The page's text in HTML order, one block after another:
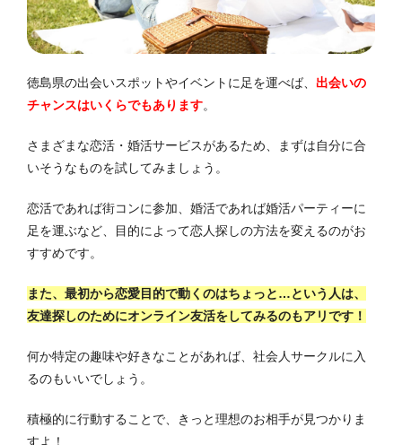
徳島県の出会いスポットやイベントに足を運べば、 出会いの
チャンスはいくらでもあります。
さまざまな恋活・婚活サービスがあるため、まずは自分に合
いそうなものを試してみましょう。
恋活であれば街コンに参加、婚活であれば婚活パーティーに
足を運ぶなど、目的によって恋人探しの方法を変えるのがお
すすめです。
また、最初から恋愛目的で動くのはちょっと…という人は、
友達探しのためにオンライン友活をしてみるのもアリです！
何か特定の趣味や好きなことがあれば、社会人サークルに入
るのもいいでしょう。
積極的に行動することで、きっと理想のお相手が見つかりま
すよ！